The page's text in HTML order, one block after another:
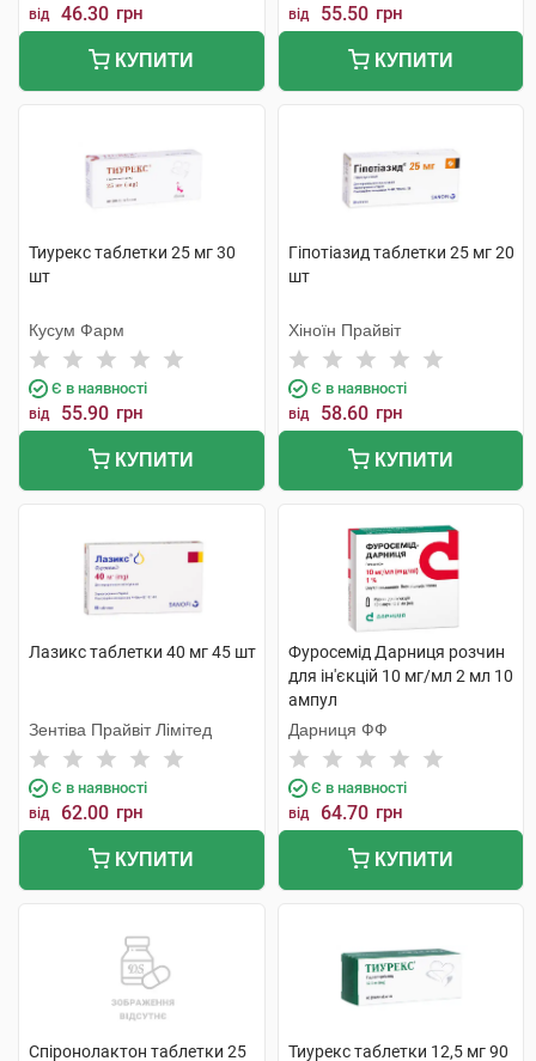
від 46.30 грн
КУПИТИ
від 55.50 грн
КУПИТИ
Тиурекс таблетки 25 мг 30
шт
Кусум Фарм
Є в наявності
від 55.90 грн
КУПИТИ
Гіпотіазид таблетки 25 мг 20
шт
Хіноїн Прайвіт
Є в наявності
від 58.60 грн
КУПИТИ
Лазикс таблетки 40 мг 45 шт
Зентіва Прайвіт Лімітед
Є в наявності
від 62.00 грн
КУПИТИ
Фуросемід Дарниця розчин
для ін'єкцій 10 мг/мл 2 мл 10
ампул
Дарниця ФФ
Є в наявності
від 64.70 грн
КУПИТИ
Спіронолактон таблетки 25 Тиурекс таблетки 12,5 мг 90